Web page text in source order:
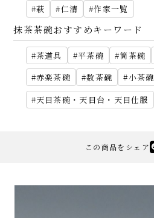
萩
仁清 作家一覧
抹茶茶碗おすすめキーワード
茶道具 平茶碗 筒茶碗
赤楽茶碗
数茶碗
小茶碗
天目茶碗・天目台・天目仕服
この商品をシェア